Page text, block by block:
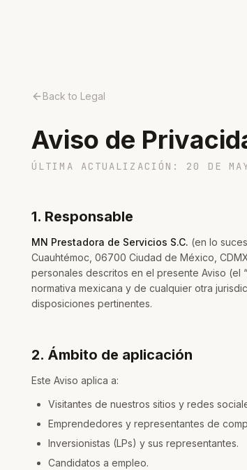
Back to Legal
Aviso de
ÚLTIMA ACTUALIZACIÓN: 20 DE
1. Responsable
MN Prestadora de Servicios S.C. (en lo
Cuauhtémoc, 06700 Ciudad de México,
personales descritos en el presente Aviso (el
normativa mexicana y de cualquier otra
disposiciones pertinentes.
2. Ámbito de aplicación
Este Aviso aplica a:
Visitantes de nuestros sitios y redes
Emprendedores y representantes de
Inversionistas (LPs) y sus representantes.
Candidatos a empleo.